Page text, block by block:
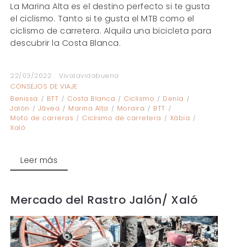
La Marina Alta es el destino perfecto si te gusta
el ciclismo. Tanto si te gusta el MTB como el
ciclismo de carretera. Alquila una bicicleta para
descubrir la Costa Blanca.
22/03/2022
Vivalavidabuena
CONSEJOS DE VIAJE
Benissa
BTT Costa Blanca Ciclismo
Denía
Jalón
Jávea Marina Alta Moraira
BTT
Moto de carreras
Ciclismo de carretera
Xàbia
Xaló
Leer más
Mercado del Rastro Jalón/ Xaló